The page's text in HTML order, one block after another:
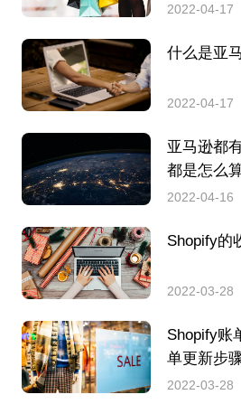
2022-04-17
什么是亚
2022-04-17
亚马逊都
都是怎么
2022-04-16
Shopify的
2022-03-28
Shopify账
单更新步
2022-03-28